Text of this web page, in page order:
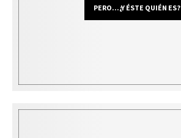
PERO...¿Y ÉSTE QUIÉN ES?